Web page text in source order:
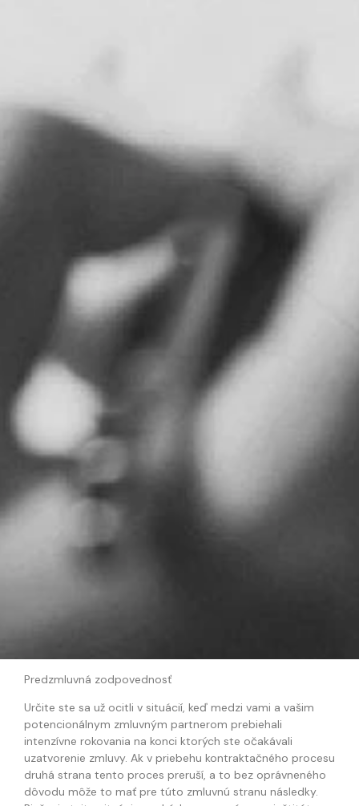
Predzmluvná zodpovednosť
Určite ste sa už ocitli v situácií, keď medzi vami a vašim
potencionálnym zmluvným partnerom prebiehali
intenzívne rokovania na konci ktorých ste očakávali
uzatvorenie zmluvy. Ak v priebehu kontraktačného procesu
druhá strana tento proces preruší, a to bez oprávneného
dôvodu môže to mať pre túto zmluvnú stranu následky.